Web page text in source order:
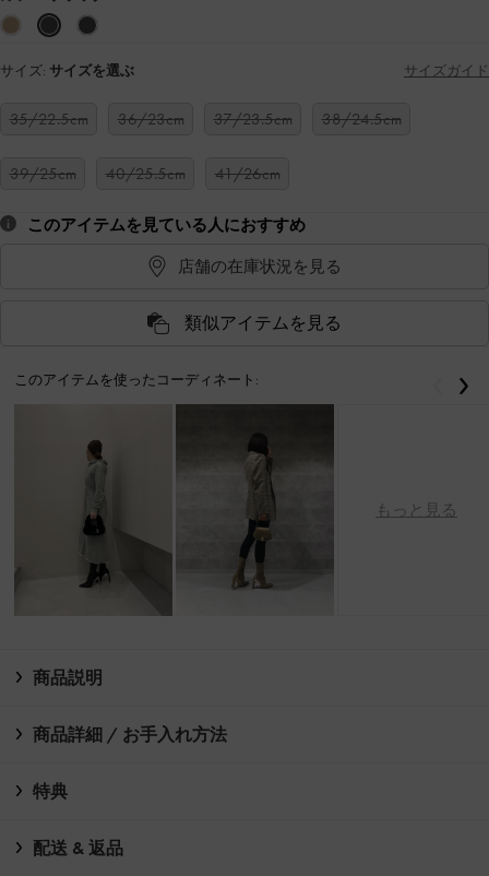
サイズ: サイズを選ぶ サイズガイド
35/22.5cm 36/23cm 37/23.5cm 38/24.5cm
39/25cm 40/25.5cm 41/26cm
このアイテムを見ている人におすすめ
店舗の在庫状況を見る
類似アイテムを見る
このアイテムを使ったコーディネート:
もっと見る
戻る
商品説明
商品詳細 / お手入れ方法
特典
配送 & 返品